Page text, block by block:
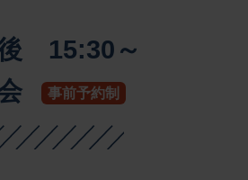
15:30～
事前予約制